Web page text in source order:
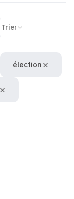
élection